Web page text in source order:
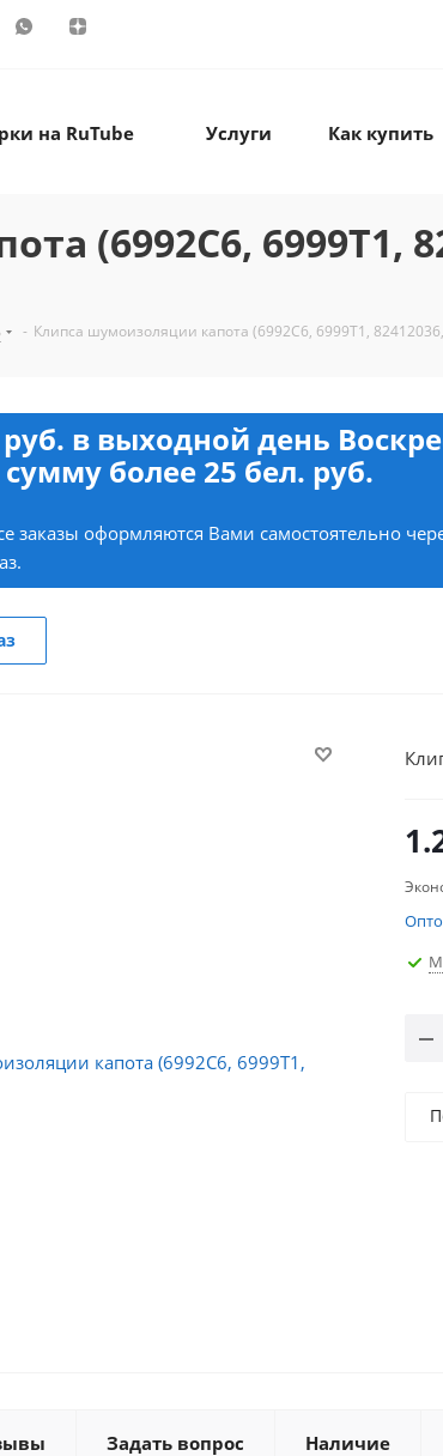
на RuTube Услуги Как купить
(6992C6, 6999T1,
- Клипса шумоизоляции капота (6992C6, 6999T1,
в выходной день
более 25 бел. руб.
заказы оформляются Вами самостоятельно
Задать вопрос Наличие